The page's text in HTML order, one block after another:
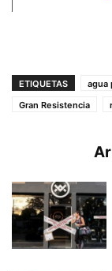
ETIQUETAS agua
Gran Resistencia